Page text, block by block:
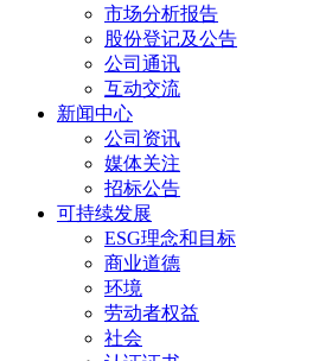
市场分析报告
股份登记及公告
公司通讯
互动交流
新闻中心
公司资讯
媒体关注
招标公告
可持续发展
ESG理念和目标
商业道德
环境
劳动者权益
社会